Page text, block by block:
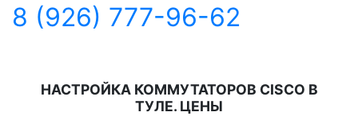
8 (926) 777-96-62
НАСТРОЙКА КОММУТАТОРОВ CISCO В
ТУЛЕ. ЦЕНЫ